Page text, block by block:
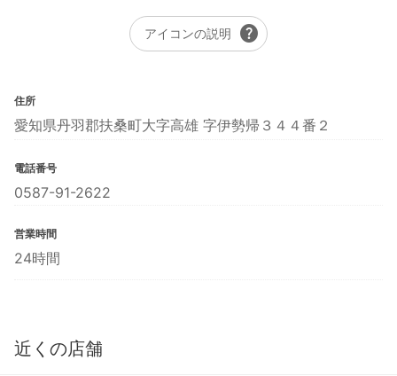
アイコンの説明 help
住所
愛知県丹羽郡扶桑町大字高雄 字伊勢帰３４４番２
電話番号
0587-91-2622
営業時間
24時間
近くの店舗